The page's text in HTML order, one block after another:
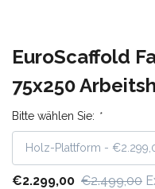
EuroScaffold
75x250
Bitte wählen Sie: *
€2.299,00 €2.499,00